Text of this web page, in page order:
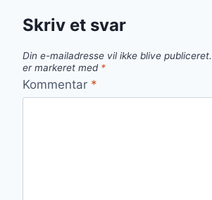
Skriv et svar
Din e-mailadresse vil ikke blive publiceret.
er markeret med *
Kommentar *